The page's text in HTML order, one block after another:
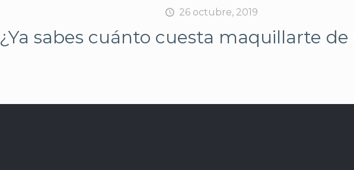
26 octubre, 2019
¿Ya sabes cuánto cuesta maquillarte de